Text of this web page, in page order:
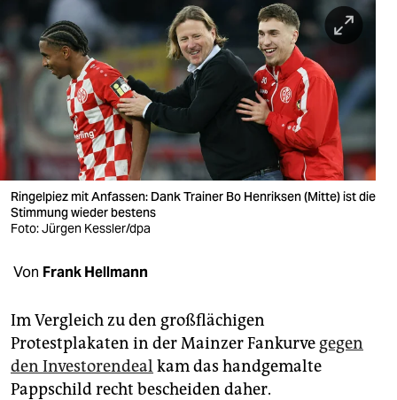
sport
berlin
wahrheit
verlag
verlag
shop
fragen & hilfe
unterstützen
abo
Ringelpiez mit Anfassen: Dank Trainer Bo Henriksen (Mitte) ist die
Stimmung wieder bestens
Foto: Jürgen Kessler/dpa
Von Frank Hellmann
Im Vergleich zu den großflächigen
Protestplakaten in der Mainzer Fankurve gegen
den Investorendeal kam das handgemalte
Pappschild recht bescheiden daher.